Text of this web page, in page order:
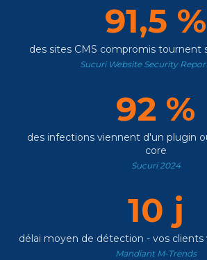
91,5 %
des sites CMS compromis tournent
Sucuri Website Security
92 %
des infections viennent d'un plugin
core
Sucuri 2024
10 j
délai moyen de détection - vos
Mandiant M-Trends